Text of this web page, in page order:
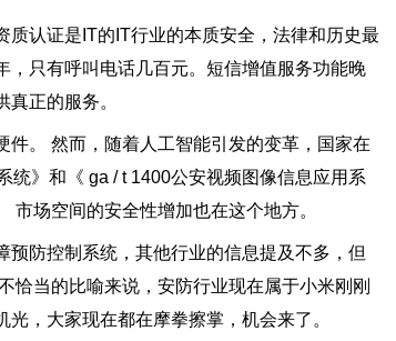
认证是IT的IT行业的本质安全，法律和历史最
只有呼叫电话几百元。短信增值服务功能晚
正的服务。
。 然而，随着人工智能引发的变革，国家在
统》和《 ga / t 1400公安视频图像信息应用系
市场空间的安全性增加也在这个地方。
防控制系统，其他行业的信息提及不多，但
恰当的比喻来说，安防行业现在属于小米刚刚
，大家现在都在摩拳擦掌，机会来了。